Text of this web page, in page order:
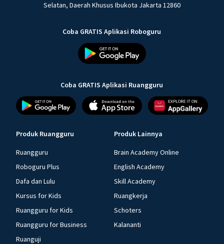
Selatan, Daerah Khusus Ibukota Jakarta 12860
Coba GRATIS Aplikasi Roboguru
Coba GRATIS Aplikasi Ruangguru
Produk Ruangguru
Ruangguru
Roboguru Plus
Dafa dan Lulu
Kursus for Kids
Ruangguru for Kids
Ruangguru for Business
Ruanguji
Produk Lainnya
Brain Academy Online
English Academy
Skill Academy
Ruangkerja
Schoters
Kalananti